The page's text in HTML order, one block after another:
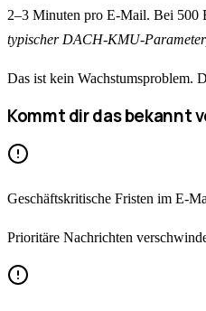
2–3 Minuten pro E-Mail. Bei 500
typischer DACH-KMU-
Das ist kein Wachstumsproblem.
Kommt dir das bekannt
Geschäftskritische Fristen im E-
Prioritäre Nachrichten